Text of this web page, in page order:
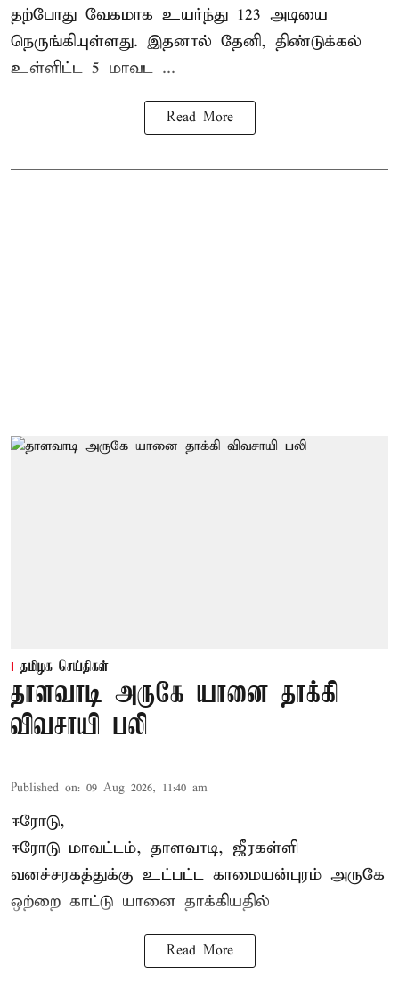
தற்போது வேகமாக உயர்ந்து 123 அடியை
நெருங்கியுள்ளது. இதனால் தேனி, திண்டுக்கல்
உள்ளிட்ட 5 மாவட ...
Read More
தமிழக செய்திகள்
தாளவாடி அருகே யானை தாக்கி
விவசாயி பலி
Published on: 09 Aug 2026, 11:40 am
ஈரோடு,
ஈரோடு மாவட்டம், தாளவாடி, ஜீரகள்ளி
வனச்சரகத்துக்கு உட்பட்ட காமையன்புரம் அருகே
ஒற்றை காட்டு யானை தாக்கியதில்
Read More